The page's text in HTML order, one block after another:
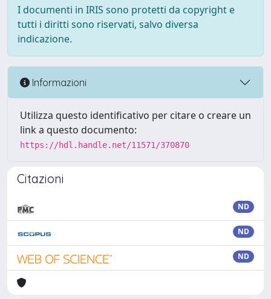
I documenti in IRIS sono protetti da copyright e
tutti i diritti sono riservati, salvo diversa
indicazione.
Informazioni
Utilizza questo identificativo per citare o creare un
link a questo documento:
https://hdl.handle.net/11571/370870
Citazioni
ND
ND
ND